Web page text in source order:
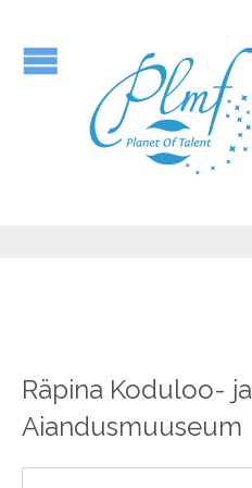
Räpina Koduloo- ja
Aiandusmuuseum